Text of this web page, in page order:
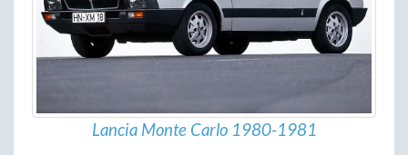
Lancia Monte Carlo 1980-1981